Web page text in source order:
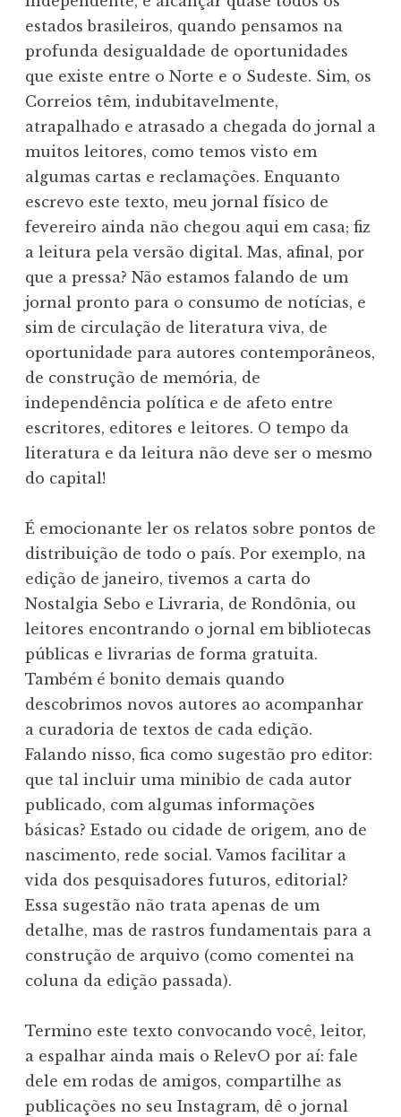
estados brasileiros, quando pensamos na
profunda desigualdade de oportunidades
que existe entre o Norte e o Sudeste. Sim, os
Correios têm, indubitavelmente,
atrapalhado e atrasado a chegada do jornal a
muitos leitores, como temos visto em
algumas cartas e reclamações. Enquanto
escrevo este texto, meu jornal físico de
fevereiro ainda não chegou aqui em casa; fiz
a leitura pela versão digital. Mas, afinal, por
que a pressa? Não estamos falando de um
jornal pronto para o consumo de notícias, e
sim de circulação de literatura viva, de
oportunidade para autores contemporâneos,
de construção de memória, de
independência política e de afeto entre
escritores, editores e leitores. O tempo da
literatura e da leitura não deve ser o mesmo
do capital!
É emocionante ler os relatos sobre pontos de
distribuição de todo o país. Por exemplo, na
edição de janeiro, tivemos a carta do
Nostalgia Sebo e Livraria, de Rondônia, ou
leitores encontrando o jornal em bibliotecas
públicas e livrarias de forma gratuita.
Também é bonito demais quando
descobrimos novos autores ao acompanhar
a curadoria de textos de cada edição.
Falando nisso, fica como sugestão pro editor:
que tal incluir uma minibio de cada autor
publicado, com algumas informações
básicas? Estado ou cidade de origem, ano de
nascimento, rede social. Vamos facilitar a
vida dos pesquisadores futuros, editorial?
Essa sugestão não trata apenas de um
detalhe, mas de rastros fundamentais para a
construção de arquivo (como comentei na
coluna da edição passada).
Termino este texto convocando você, leitor,
a espalhar ainda mais o RelevO por aí: fale
dele em rodas de amigos, compartilhe as
publicações no seu Instagram, dê o jornal